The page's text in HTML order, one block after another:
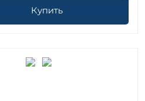
Купить